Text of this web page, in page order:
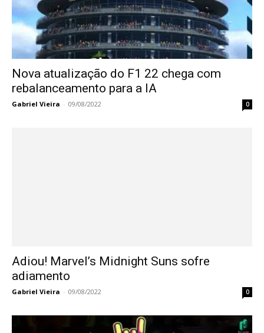
Nova atualização do F1 22 chega com
rebalanceamento para a IA
Gabriel Vieira - 09/08/2022 0
Adiou! Marvel’s Midnight Suns sofre
adiamento
Gabriel Vieira - 09/08/2022 0